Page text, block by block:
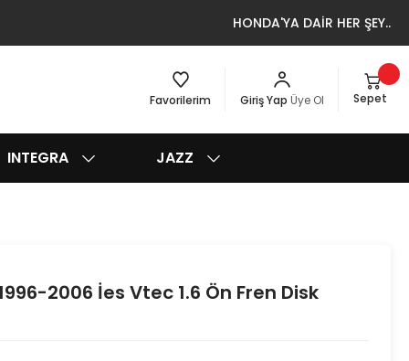
HONDA'YA DAİR HER ŞEY..
Favorilerim Giriş Yap Üye Ol Sepet
INTEGRA JAZZ
2006 İes Vtec 1.6 Ön Fren Disk